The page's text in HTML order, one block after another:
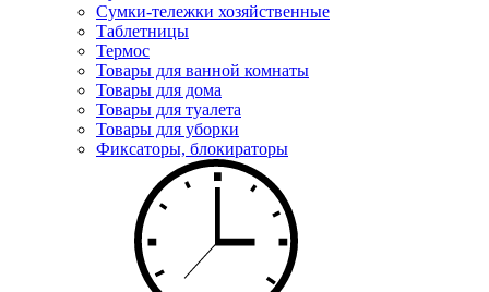
Сумки-тележки хозяйственные
Таблетницы
Термос
Товары для ванной комнаты
Товары для дома
Товары для туалета
Товары для уборки
Фиксаторы, блокираторы